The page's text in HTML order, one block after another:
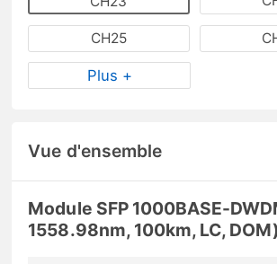
CH25
Plus +
Vue d'ensemble
Module SFP 1000BASE-
1558.98nm, 100km, LC, DOM)